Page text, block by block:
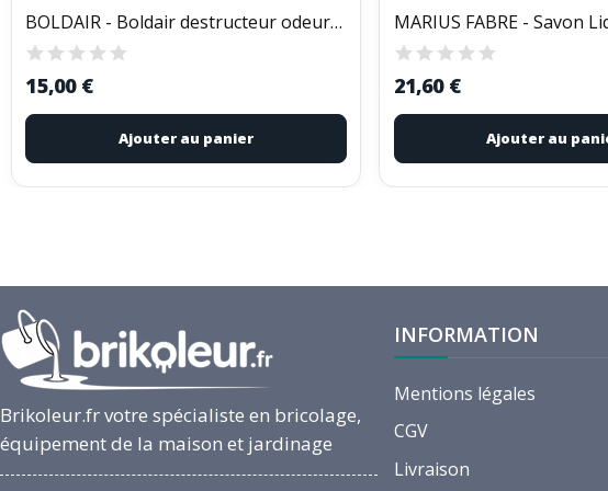
BOLDAIR - Boldair destructeur odeurs...
15,00 €
Ajouter au panier
21,60 €
Ajouter au
Brikoleur.fr votre spécialiste en bricolage,
équipement de la maison et jardinage
INFORMATION
Mentions légales
CGV
Livraison